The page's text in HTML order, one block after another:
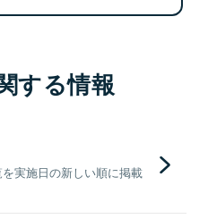
する情報
実施日の新しい順に掲載